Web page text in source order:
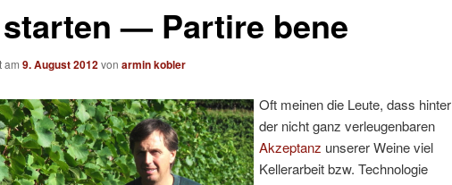
— Partire bene
am 9. August 2012von armin kobler
Oft meinen die Leute, dass hinter
der nicht ganz verleugenbaren
Akzeptanz unserer Weine viel
Kellerarbeit bzw. Technologie